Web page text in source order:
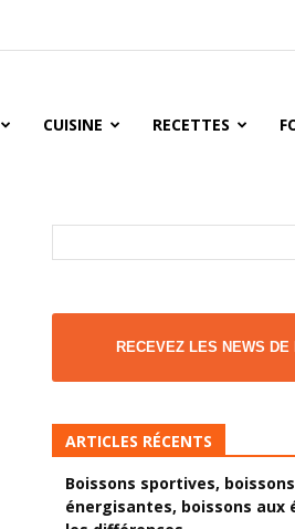
CUISINE RECETTES
RECEVEZ LES NEWS DE
ARTICLES RÉCENTS
Boissons sportives, boissons
énergisantes, boissons aux